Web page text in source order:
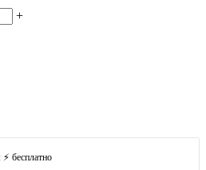
+
: ⚡ бесплатно